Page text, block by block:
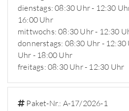
dienstags: 08:30 Uhr - 12:30
16:00 Uhr
mittwochs: 08:30 Uhr - 12:30
donnerstags: 08:30 Uhr -
Uhr - 18:00 Uhr
freitags: 08:30 Uhr - 12:30 Uhr
Paket-Nr.: A-17/2026-1